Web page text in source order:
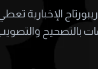
الإخبارية
بالتصحيح